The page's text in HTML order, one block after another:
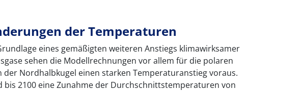
der Temperaturen
eines gemäßigten weiteren Anstiegs klimawirksamer
sehen die Modellrechnungen vor allem für die polaren
der Nordhalbkugel einen starken Temperaturanstieg voraus.
bis 2100 eine Zunahme der Durchschnittstemperaturen von